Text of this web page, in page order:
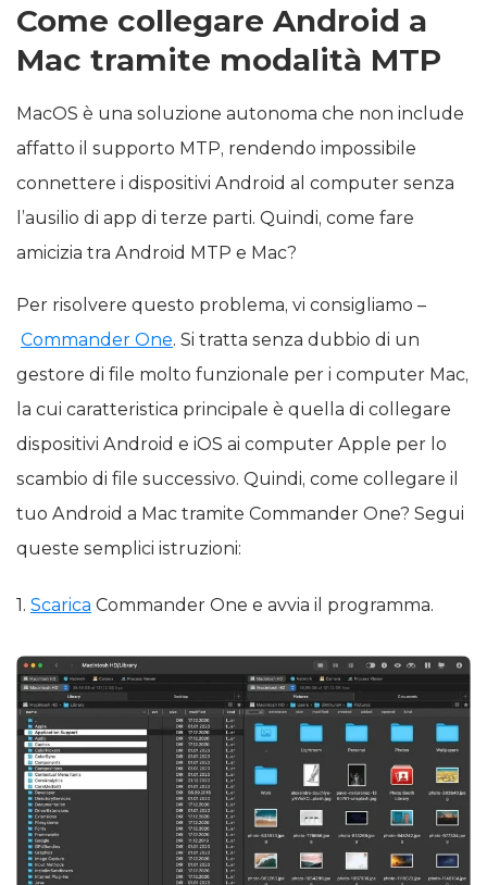
Come collegare Android a
Mac tramite modalità MTP
MacOS è una soluzione autonoma che non include
affatto il supporto MTP, rendendo impossibile
connettere i dispositivi Android al computer senza
l’ausilio di app di terze parti. Quindi, come fare
amicizia tra Android MTP e Mac?
Per risolvere questo problema, vi consigliamo –
Commander One. Si tratta senza dubbio di un
gestore di file molto funzionale per i computer Mac,
la cui caratteristica principale è quella di collegare
dispositivi Android e iOS ai computer Apple per lo
scambio di file successivo. Quindi, come collegare il
tuo Android a Mac tramite Commander One? Segui
queste semplici istruzioni:
1. Scarica Commander One e avvia il programma.